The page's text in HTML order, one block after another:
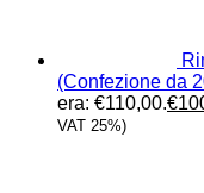
(Confezione da
era: €110,00.€
VAT 25%)